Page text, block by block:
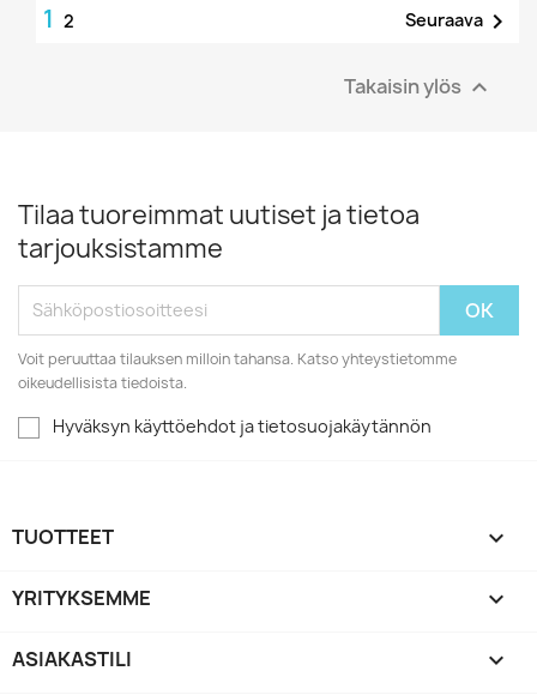
1 2 Seuraava 
Takaisin ylös 
Tilaa tuoreimmat uutiset ja tietoa
tarjouksistamme
Voit peruuttaa tilauksen milloin tahansa. Katso yhteystietomme
oikeudellisista tiedoista.
Hyväksyn käyttöehdot ja tietosuojakäytännön
TUOTTEET 
YRITYKSEMME 
ASIAKASTILI 